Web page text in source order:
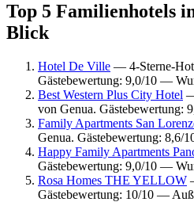
Top 5 Familienhotels
Blick
Hotel De Ville — 4-Sterne-
Gästebewertung: 9,0/10 —
Best Western Plus City Hotel
von Genua. Gästebewertung:
Family Apartments San
Genua. Gästebewertung: 8,6/
Happy Family Apartments
Gästebewertung: 9,0/10 —
Rosa Homes THE YELLOW
Gästebewertung: 10/10 —